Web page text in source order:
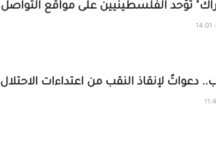
توّحد الفلسطينيين على مواقع التواصل
دعواتٌ لإنقاذ النقب من اعتداءات الاحتلال